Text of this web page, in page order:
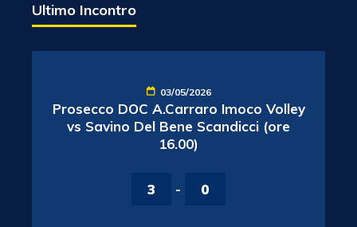
Ultimo Incontro
03/05/2026
Prosecco DOC A.Carraro Imoco Volley
vs Savino Del Bene Scandicci (ore
16.00)
3 - 0